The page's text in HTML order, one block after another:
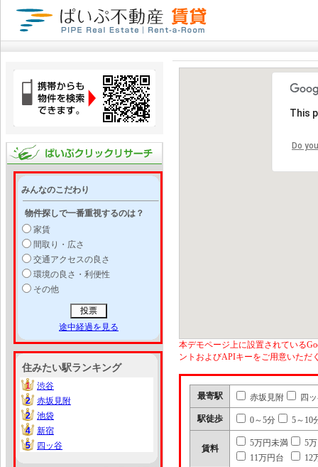
みんなのこだわり
物件探しで一番重視するのは？
家賃
間取り・広さ
交通アクセスの良さ
環境の良さ・利便性
その他
途中経過を見る
住みたい駅ランキング
1
1
渋谷
2
2
赤坂見附
2
2
池袋
4
4
新宿
5
5 四ッ谷
This
Do
本デモページ上に設置されている
ントおよびAPIキーをご用意いただ
最寄駅 赤坂見附 四
駅徒歩 0～5分 5～10
賃料
5万円未満
5
11万円台
12